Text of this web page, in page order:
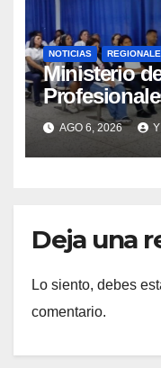
NOTICIAS
Ministerio
AGO 6, 2026
Deja una
Lo siento, debes
comentario.